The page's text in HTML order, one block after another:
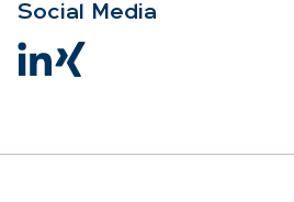
So­ci­al Me­dia